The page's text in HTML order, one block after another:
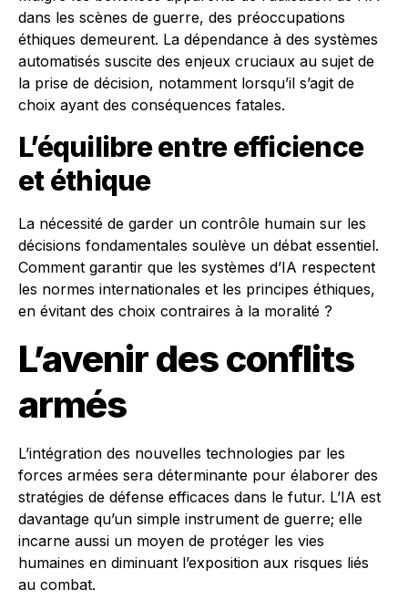
dans les scènes de guerre, des préoccupations
éthiques demeurent. La dépendance à des systèmes
automatisés suscite des enjeux cruciaux au sujet de
la prise de décision, notamment lorsqu’il s’agit de
choix ayant des conséquences fatales.
L’équilibre entre efficience
et éthique
La nécessité de garder un contrôle humain sur les
décisions fondamentales soulève un débat essentiel.
Comment garantir que les systèmes d’IA respectent
les normes internationales et les principes éthiques,
en évitant des choix contraires à la moralité ?
L’avenir des conflits
armés
L’intégration des nouvelles technologies par les
forces armées sera déterminante pour élaborer des
stratégies de défense efficaces dans le futur. L’IA est
davantage qu’un simple instrument de guerre; elle
incarne aussi un moyen de protéger les vies
humaines en diminuant l’exposition aux risques liés
au combat.